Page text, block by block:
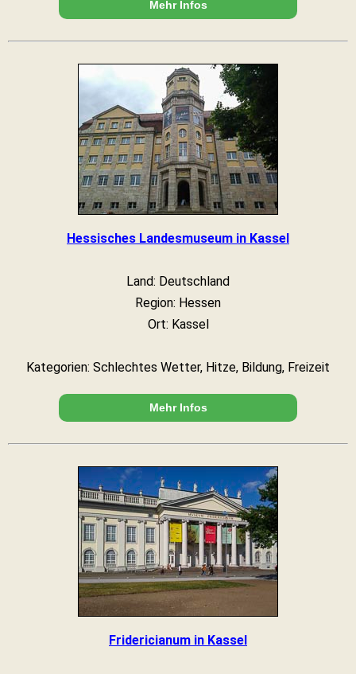
Mehr Infos
Hessisches Landesmuseum in Kassel
Land: Deutschland
Region: Hessen
Ort: Kassel
Kategorien: Schlechtes Wetter, Hitze, Bildung, Freizeit
Mehr Infos
Fridericianum in Kassel